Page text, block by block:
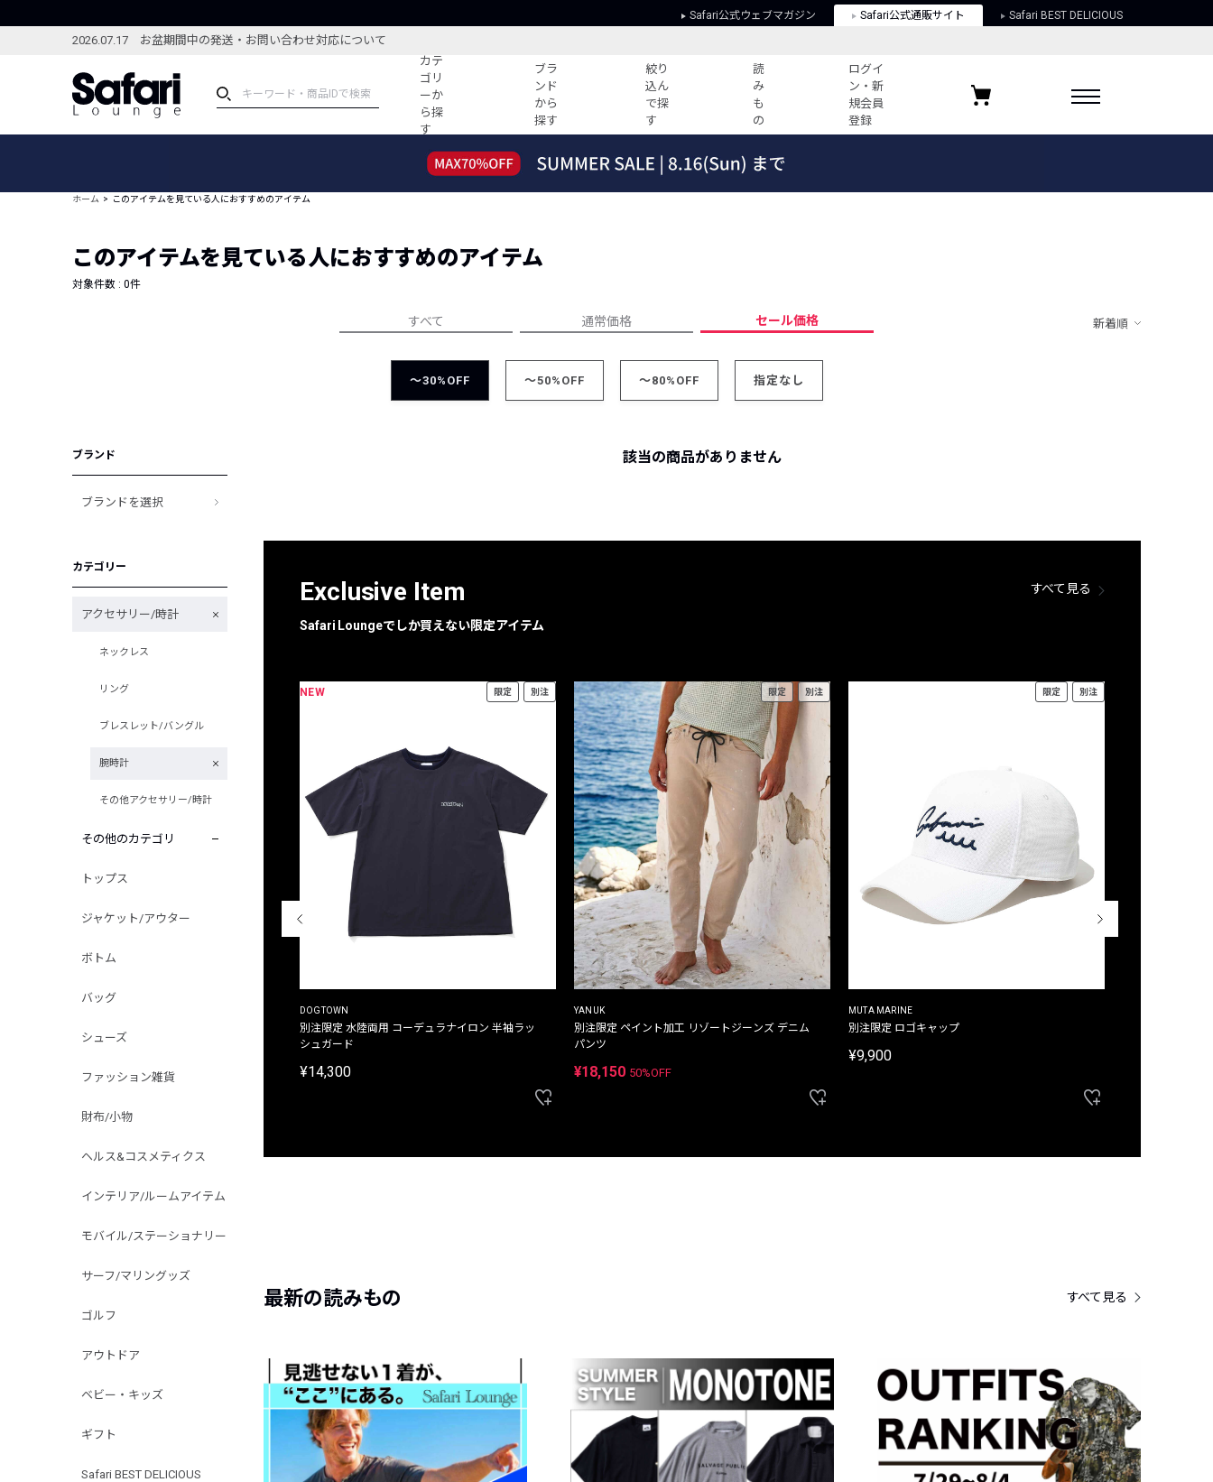
Safari公式ウェブマガジン Safari公式通販サイト Safari BEST DELICIOUS
2026.07.17 お盆期間中の発送・お問い合わせ対応について
カテ
ゴリ
ーか
ら探
す
ブラ
ンド
から
探す
絞り
込ん
で探
す
読
み
も
の
ログイ
ン・新
規会員
登録
ブランドから探す
新着アイテム
編集部のおすすめアイテム
特集記事
コーディネート
すべての記事
ーデ紹介
人気記事ランキング
ウィークリーコーデ
プライバシーポリシー
お気に入りブランド
ホーム このアイテムを見ている人におすすめのアイテム
このアイテムを見ている人におすすめのアイテム
対象件数 : 0件
すべて 通常価格 セール価格 新着順
～30%OFF ～50%OFF ～80%OFF 指定なし
ブランド
ブランドを選択
カテゴリー
アクセサリー/時計
ネックレス
リング
ブレスレット/バングル
腕時計
その他アクセサリー/時計
その他のカテゴリ
トップス
ジャケット/アウター
ボトム
バッグ
シューズ
ファッション雑貨
財布/小物
ヘルス&コスメティクス
インテリア/ルームアイテム
モバイル/ステーショナリー
サーフ/マリングッズ
ゴルフ
アウトドア
ベビー・キッズ
ギフト
Safari BEST DELICIOUS
該当の商品がありません
Exclusive Item
Safari Loungeでしか買えない限定アイテム
すべて見る
プリントTシャツ
NEW 限定 別注
DOGTOWN
別注限定 水陸両用 コーデュラナイロン 半袖ラッ
シュガード
¥14,300
限定 別注
YANUK
別注限定 ペイント加工 リゾートジーンズ デニム
パンツ
¥18,150 50%OFF
限定 別注
MUTA MARINE
別注限定 ロゴキャップ
¥9,900
最新の読みもの すべて見る